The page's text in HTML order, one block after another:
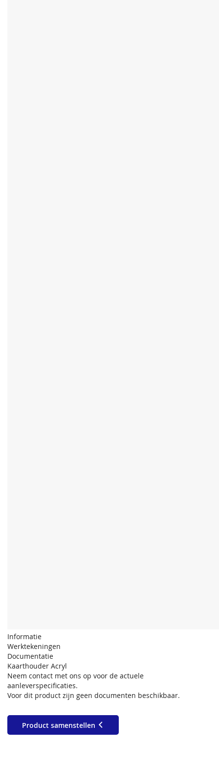
Informatie
Werktekeningen
Documentatie
Kaarthouder Acryl
Neem contact met ons op voor de actuele
aanleverspecificaties.
Voor dit product zijn geen documenten beschikbaar.
Product samenstellen